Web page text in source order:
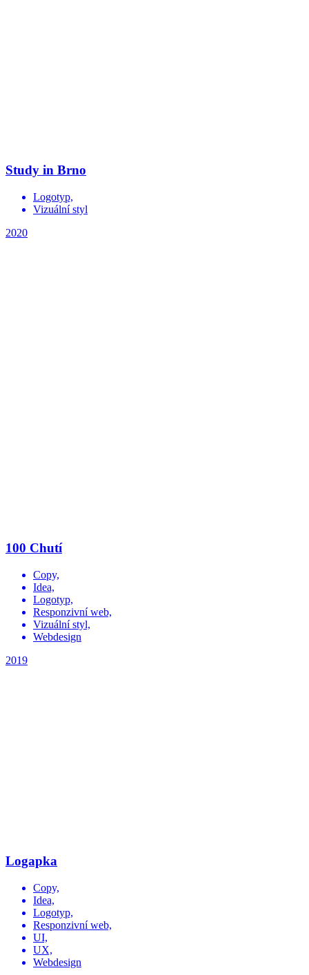
Study in Brno
Logotyp,
Vizuální styl
2020
100 Chutí
Copy,
Idea,
Logotyp,
Responzivní web,
Vizuální styl,
Webdesign
2019
Logapka
Copy,
Idea,
Logotyp,
Responzivní web,
UI,
UX,
Webdesign